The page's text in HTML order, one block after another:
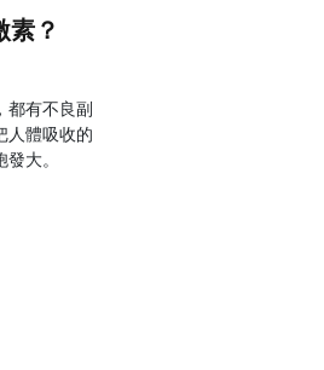
素？
都有不良副
人體吸收的
大。